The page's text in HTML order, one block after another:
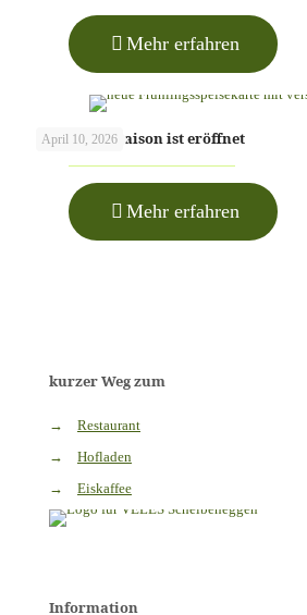
Mehr erfahren
Herrentag
der
April 10, 2026
Die Spargelsaison ist eröffnet
Mehr erfahren
Die
kurzer Weg zum
→
Restaurant
→
Hofladen
→
Eiskaffee
Information